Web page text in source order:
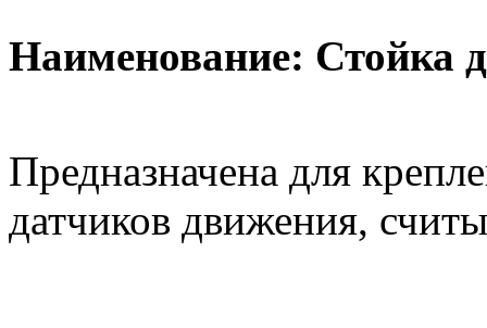
Наименование: Стойка
Предназначена для
датчиков движения,